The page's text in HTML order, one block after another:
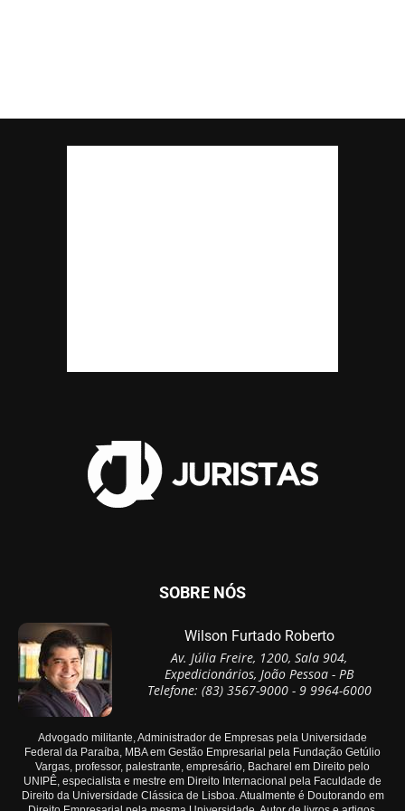
SOBRE NÓS
Wilson Furtado Roberto
Av. Júlia Freire, 1200, Sala 904,
Expedicionários, João Pessoa - PB
Telefone: (83) 3567-9000 - 9 9964-6000
Advogado militante, Administrador de Empresas pela Universidade
Federal da Paraíba, MBA em Gestão Empresarial pela Fundação Getúlio
Vargas, professor, palestrante, empresário, Bacharel em Direito pelo
UNIPÊ, especialista e mestre em Direito Internacional pela Faculdade de
Direito da Universidade Clássica de Lisboa. Atualmente é Doutorando em